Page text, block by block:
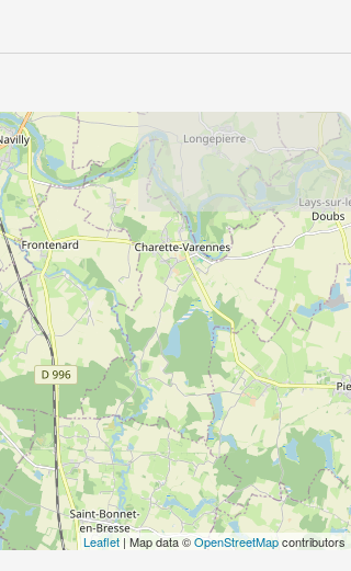
Leaflet | Map data ©OpenStreetMapcontributors